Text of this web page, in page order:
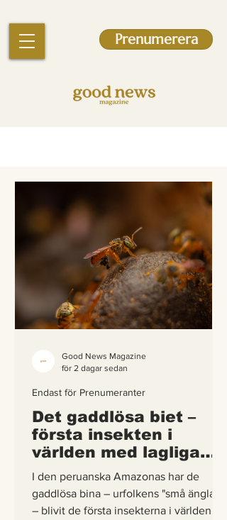
Prenumerera
Det gaddlösa biet –
första insekten i
världen med lagliga
rättigheter
I den peruanska Amazonas har de
gaddlösa bina – urfolkens "små änglar"
– blivit de första insekterna i världen att
Endast för Prenumeranter
Good News Magazine
för 2 dagar sedan